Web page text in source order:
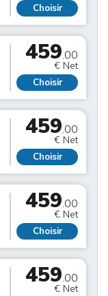
Choisir
459.00
€ Net
Choisir
459.00
€ Net
Choisir
459.00
€ Net
Choisir
459.00
€ Net